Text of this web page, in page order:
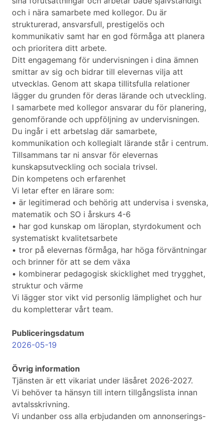
och i nära samarbete med kollegor. Du är
strukturerad, ansvarsfull, prestigelös och
kommunikativ samt har en god förmåga att planera
och prioritera ditt arbete.
Ditt engagemang för undervisningen i dina ämnen
smittar av sig och bidrar till elevernas vilja att
utvecklas. Genom att skapa tillitsfulla relationer
lägger du grunden för deras lärande och utveckling.
I samarbete med kollegor ansvarar du för planering,
genomförande och uppföljning av undervisningen.
Du ingår i ett arbetslag där samarbete,
kommunikation och kollegialt lärande står i centrum.
Tillsammans tar ni ansvar för elevernas
kunskapsutveckling och sociala trivsel.
Din kompetens och erfarenhet
Vi letar efter en lärare som:
• är legitimerad och behörig att undervisa i svenska,
matematik och SO i årskurs 4-6
• har god kunskap om läroplan, styrdokument och
systematiskt kvalitetsarbete
• tror på elevernas förmåga, har höga förväntningar
och brinner för att se dem växa
• kombinerar pedagogisk skicklighet med trygghet,
struktur och värme
Vi lägger stor vikt vid personlig lämplighet och hur
du kompletterar vårt team.
Publiceringsdatum
2026-05-19
Övrig information
Tjänsten är ett vikariat under läsåret 2026-2027.
Vi behöver ta hänsyn till intern tillgångslista innan
avtalsskrivning.
Vi undanber oss alla erbjudanden om annonserings-